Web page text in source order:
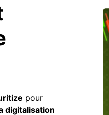
pour
digitalisation